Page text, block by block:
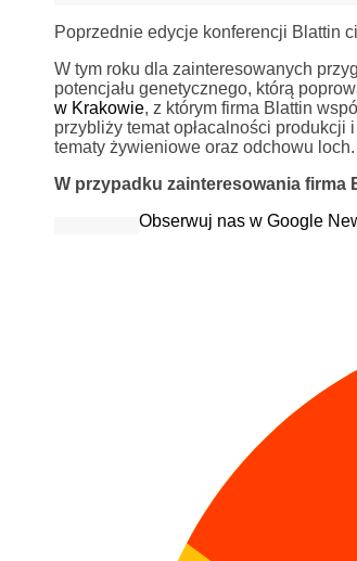
Poprzednie edycje konferencji Blattin
W tym roku dla zainteresowanych
potencjału genetycznego, którą
w Krakowie, z którym firma Blattin
przybliży temat opłacalności
tematy żywieniowe oraz odchowu loch.
W przypadku zainteresowania firma
Obserwuj nas w Google